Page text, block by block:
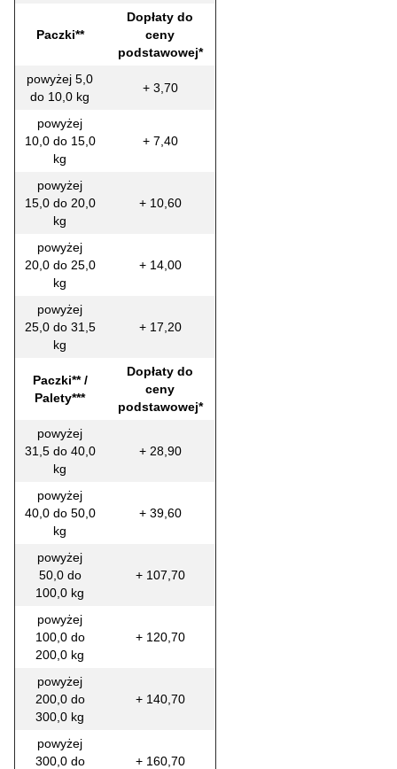
Paczki**
Dopłaty do
ceny
podstawowej*
powyżej 5,0
do 10,0 kg
+ 3,70
powyżej
10,0 do 15,0
kg
+ 7,40
powyżej
15,0 do 20,0
kg
+ 10,60
powyżej
20,0 do 25,0
kg
+ 14,00
powyżej
25,0 do 31,5
kg
+ 17,20
Paczki** /
Palety***
Dopłaty do
ceny
podstawowej*
powyżej
31,5 do 40,0
kg
+ 28,90
powyżej
40,0 do 50,0
kg
+ 39,60
powyżej
50,0 do
100,0 kg
+ 107,70
powyżej
100,0 do
200,0 kg
+ 120,70
powyżej
200,0 do
300,0 kg
+ 140,70
powyżej
300,0 do
+ 160,70